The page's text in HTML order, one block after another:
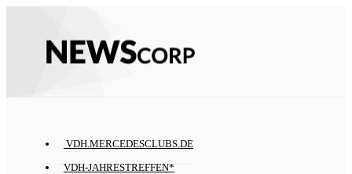
VDH.MERCEDESCLUBS.DE
VDH-JAHRESTREFFEN*